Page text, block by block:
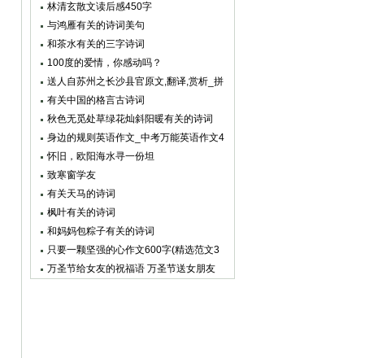
林清玄散文读后感450字
与鸿雁有关的诗词美句
和茶水有关的三字诗词
100度的爱情，你感动吗？
送人自苏州之长沙县官原文,翻译,赏析_拼
音版_作者薛能
有关中国的格言古诗词
秋色无觅处草绿花灿斜阳暖有关的诗词
身边的规则英语作文_中考万能英语作文4
篇
怀旧，欧阳海水寻一份坦
致寒窗学友
有关天马的诗词
枫叶有关的诗词
和妈妈包粽子有关的诗词
只要一颗坚强的心作文600字(精选范文3
篇)
万圣节给女友的祝福语 万圣节送女朋友